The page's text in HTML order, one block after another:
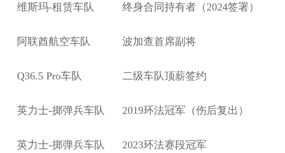
维斯玛-租赁车队 终身合同持有者（2024签署）
阿联酋航空车队 波加查首席副将
Q36.5 Pro车队 二级车队顶薪签约
英力士-掷弹兵车队 2019环法冠军（伤后复出）
英力士-掷弹兵车队 2023环法赛段冠军